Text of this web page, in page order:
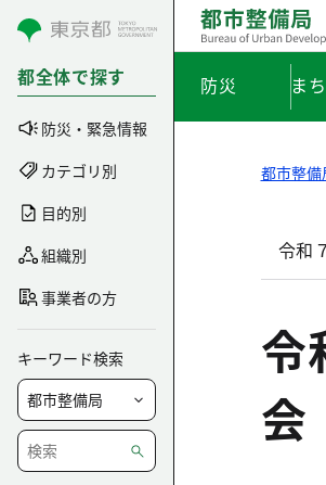
コンテンツにスキップ
都全体で探す
防災・緊急情報
カテゴリ別
目的別
組織別
事業者の方
キーワード検索
防災 ま
都市整
令和
令
会